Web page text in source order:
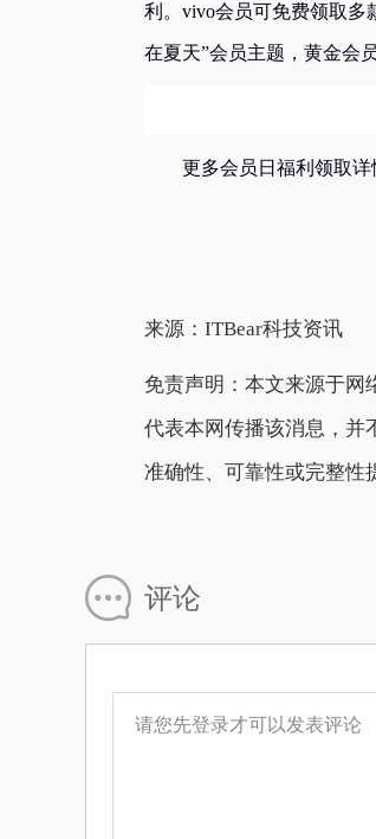
利。vivo会员可免费领取多
在夏天”会员主题，黄金会
更多会员日福利领取详情
来源： ITBear科技资讯
免责声明：本文来源于网
代表本网传播该消息，并
准确性、可靠性或完整性
评论